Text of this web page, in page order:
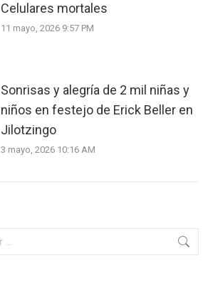
Celulares mortales
11 mayo, 2026 9:57 PM
Sonrisas y alegría de 2 mil niñas y
niños en festejo de Erick Beller en
Jilotzingo
3 mayo, 2026 10:16 AM